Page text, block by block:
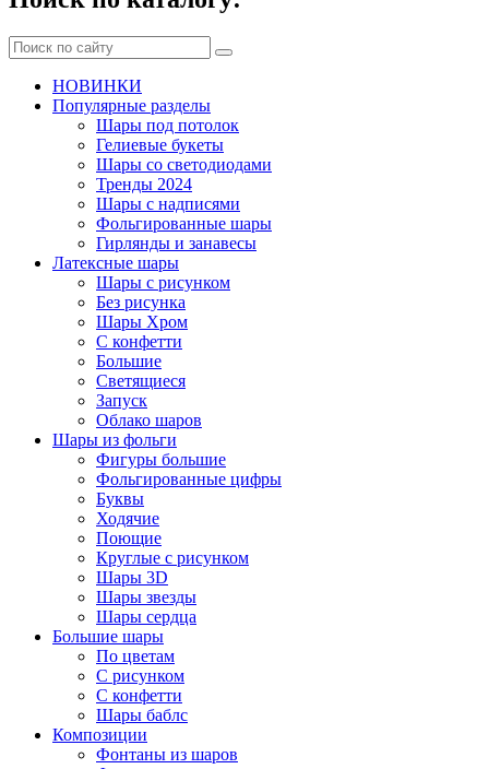
НОВИНКИ
Популярные разделы
Шары под потолок
Гелиевые букеты
Шары со светодиодами
Тренды 2024
Шары с надписями
Фольгированные шары
Гирлянды и занавесы
Латексные шары
Шары с рисунком
Без рисунка
Шары Хром
C конфетти
Большие
Светящиеся
Запуск
Облако шаров
Шары из фольги
Фигуры большие
Фольгированные цифры
Буквы
Ходячие
Поющие
Круглые с рисунком
Шары 3D
Шары звезды
Шары сердца
Большие шары
По цветам
С рисунком
С конфетти
Шары баблс
Композиции
Фонтаны из шаров